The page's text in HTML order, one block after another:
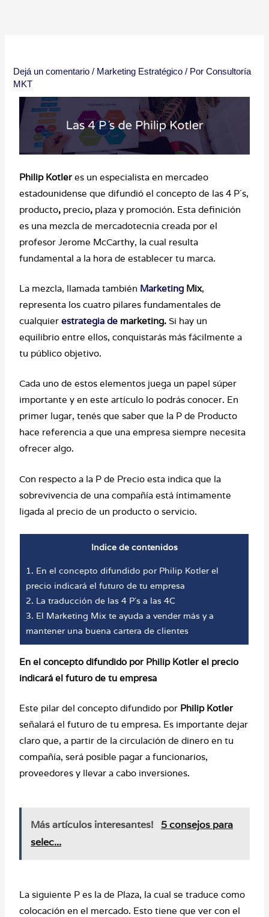
Dejá un comentario / Marketing Estratégico / PorConsultoría
MKT
Philip Kotleres un especialista en mercadeo
estadounidense que difundió el concepto de las 4 P´s,
producto, precio, plaza y promoción. Esta definición
es una mezcla de mercadotecnia creada por el
profesor Jerome McCarthy, la cual resulta
fundamental a la hora de establecer tu marca.
La mezcla, llamada también Marketing Mix,
representa los cuatro pilares fundamentales de
cualquierestrategia de marketing. Si hay un
equilibrio entre ellos, conquistarás más fácilmente a
tu público objetivo.
Cada uno de estos elementos juega un papel súper
importante y en este artículo lo podrás conocer. En
primer lugar, tenés que saber que la P de Producto
hace referencia a que una empresa siempre necesita
ofrecer algo.
Con respecto a la P de Precio esta indica que la
sobrevivencia de una compañía está íntimamente
ligada al precio de un producto o servicio.
Indice de contenidos
1. En el concepto difundido por Philip Kotler el
precio indicará el futuro de tu empresa
2. La traducción de las 4 P´s a las 4C
3. El Marketing Mix te ayuda a vender más y a
mantener una buena cartera de clientes
En el concepto difundido por Philip Kotler el precio
indicará el futuro de tu empresa
Este pilar del concepto difundido por Philip Kotler
señalará el futuro de tu empresa. Es importante dejar
claro que, a partir de la circulación de dinero en tu
compañía, será posible pagar a funcionarios,
proveedores y llevar a cabo inversiones.
Más artículos interesantes!
5 consejos para
selec...
La siguiente P es la de Plaza, la cual se traduce como
colocación en el mercado. Esto tiene que ver con el